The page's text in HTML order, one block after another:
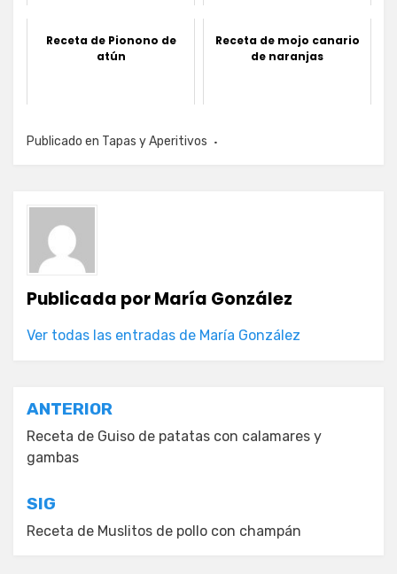
Receta de Pionono de
atún
Receta de mojo canario
de naranjas
Publicado en Tapas y Aperitivos
Publicada porMaría González
Ver todas las entradas de María González
Navegación
de
entradas
ANTERIOR
Receta de Guiso de patatas con calamares y
gambas
SIG
Receta de Muslitos de pollo con champán